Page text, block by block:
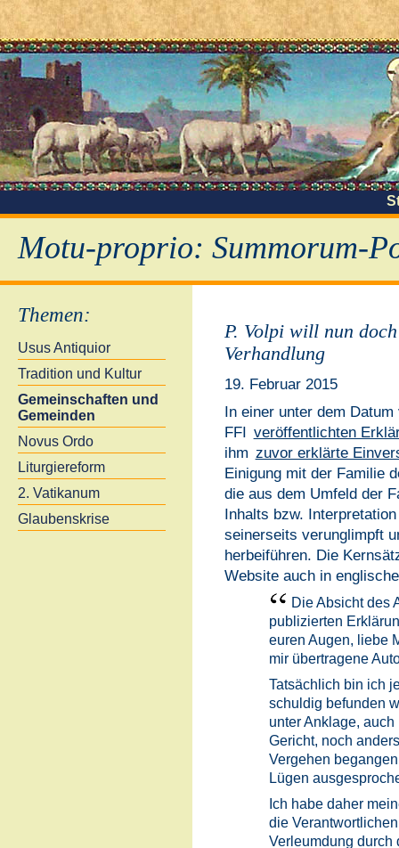
Motu-proprio: Summorum-
Themen:
Usus Antiquior
Tradition und Kultur
Gemeinschaften und
Gemeinden
Novus Ordo
Liturgiereform
2. Vatikanum
Glaubenskrise
P. Volpi will nun
Verhandlung
19. Februar 2015
In einer unter dem
FFI veröffentlichten
ihm zuvor erklärte
Einigung mit der Familie
die aus dem Umfeld der
Inhalts bzw.
seinerseits verunglimpft
herbeiführen. Die
Website auch in
Die Absicht des
publizierten
euren Augen, liebe
mir übertragene
Tatsächlich bin ich
schuldig befunden
unter Anklage,
Gericht, noch
Vergehen
Lügen
Ich habe daher
die
Verleumdung durch